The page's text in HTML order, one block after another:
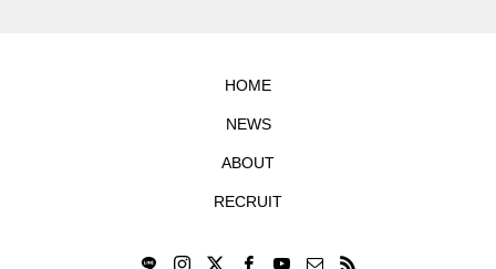
HOME
NEWS
ABOUT
RECRUIT